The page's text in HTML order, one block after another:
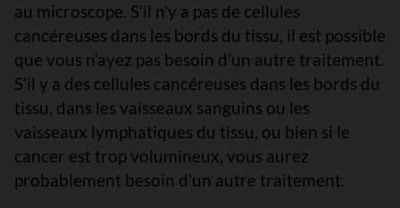
au microscope. S’il n’y a pas de cellules
cancéreuses dans les bords du tissu, il est possible
que vous n’ayez pas besoin d’un autre traitement.
S’il y a des cellules cancéreuses dans les bords du
tissu, dans les vaisseaux sanguins ou les
vaisseaux lymphatiques du tissu, ou bien si le
cancer est trop volumineux, vous aurez
probablement besoin d’un autre traitement.